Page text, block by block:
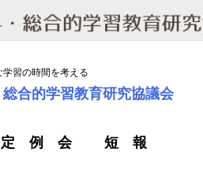
習の時間を考える
合的学習教育研究協議会
例会 短報